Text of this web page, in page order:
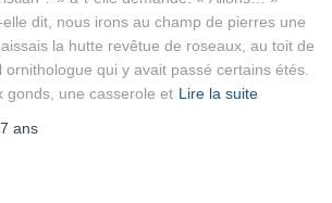
dit, nous irons au champ de pierres une
la hutte revêtue de roseaux, au toit de
qui y avait passé certains étés.
gonds, une casserole et Lire la suite
7 ans